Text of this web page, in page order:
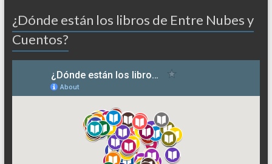
¿Dónde están los libros de Entre Nubes y
Cuentos?